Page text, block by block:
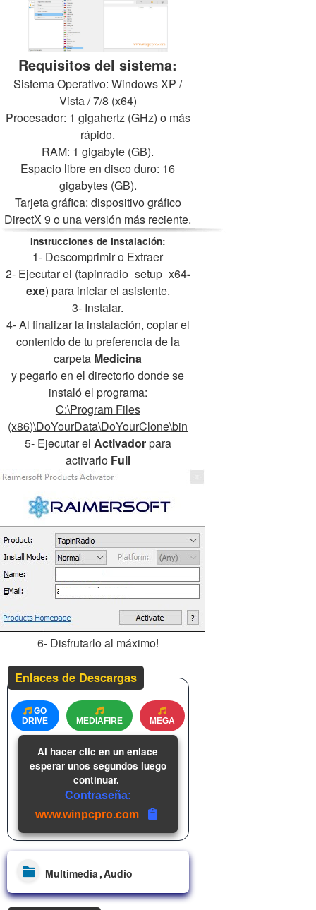
Requisitos del sistema:
Sistema Operativo: Windows XP /
Vista / 7/8 (x64)
Procesador: 1 gigahertz (GHz) o más
rápido.
RAM: 1 gigabyte (GB).
Espacio libre en disco duro: 16
gigabytes (GB).
Tarjeta gráfica: dispositivo gráfico
DirectX 9 o una versión más reciente.
Instrucciones de Instalación:
1- Descomprimir o Extraer
2- Ejecutar el (tapinradio_setup_x64-
exe) para iniciar el asistente.
3- Instalar.
4- Al finalizar la instalación, copiar el
contenido de tu preferencia de la
carpeta Medicina
y pegarlo en el directorio donde se
instaló el programa:
C:\Program Files
(x86)\DoYourData\DoYourClone\bin
5- Ejecutar el Activadorpara
activarlo Full
6- Disfrutarlo al máximo!
Enlaces de Descargas
GO
DRIVE
MEDIAFIRE MEGA
Al hacer clic en un enlace
esperar unos segundos luego
continuar.
Contraseña:
www.winpcpro.com
Multimedia Audio